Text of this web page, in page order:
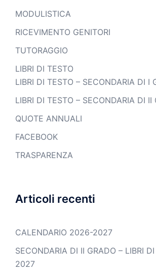
MODULISTICA
RICEVIMENTO GENITORI
TUTORAGGIO
LIBRI DI TESTO
LIBRI DI TESTO – SECONDARIA DI I
LIBRI DI TESTO – SECONDARIA DI II
QUOTE ANNUALI
FACEBOOK
TRASPARENZA
Articoli recenti
CALENDARIO 2026-2027
SECONDARIA DI II GRADO – LIBRI
2027